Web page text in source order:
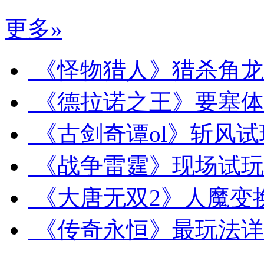
更多»
《怪物猎人》猎杀角龙
《德拉诺之王》要塞
《古剑奇谭ol》斩风
《战争雷霆》现场试玩
《大唐无双2》人魔变
《传奇永恒》最玩法